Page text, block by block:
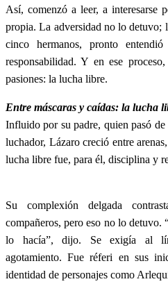
Así, comenzó a leer, a interesarse
propia. La adversidad no lo
cinco hermanos, pronto
responsabilidad. Y en ese
pasiones: la lucha libre.
Entre máscaras y caídas: la lucha
Influido por su padre, quien pasó
luchador, Lázaro creció entre
lucha libre fue, para él, disciplina y
Su complexión delgada
compañeros, pero eso no lo
lo hacía”, dijo. Se exigía al
agotamiento. Fue réferi en sus
identidad de personajes como